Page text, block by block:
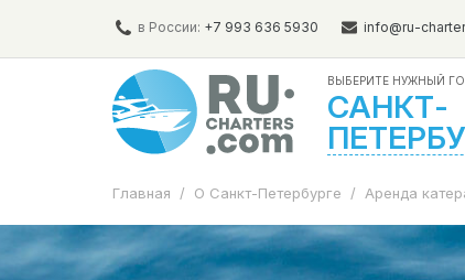
в России: +7 993 636 5930 info@ru-
ВЫБЕРИТЕ НУЖНЫЙ
САНКТ-
Главная / О Санкт-Петербурге / Аренда